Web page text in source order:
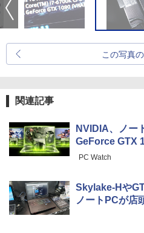
この写真
関連記事
NVIDIA、ノー
GeForce GTX
PC Watch
Skylake-Hや
ノートPCが店